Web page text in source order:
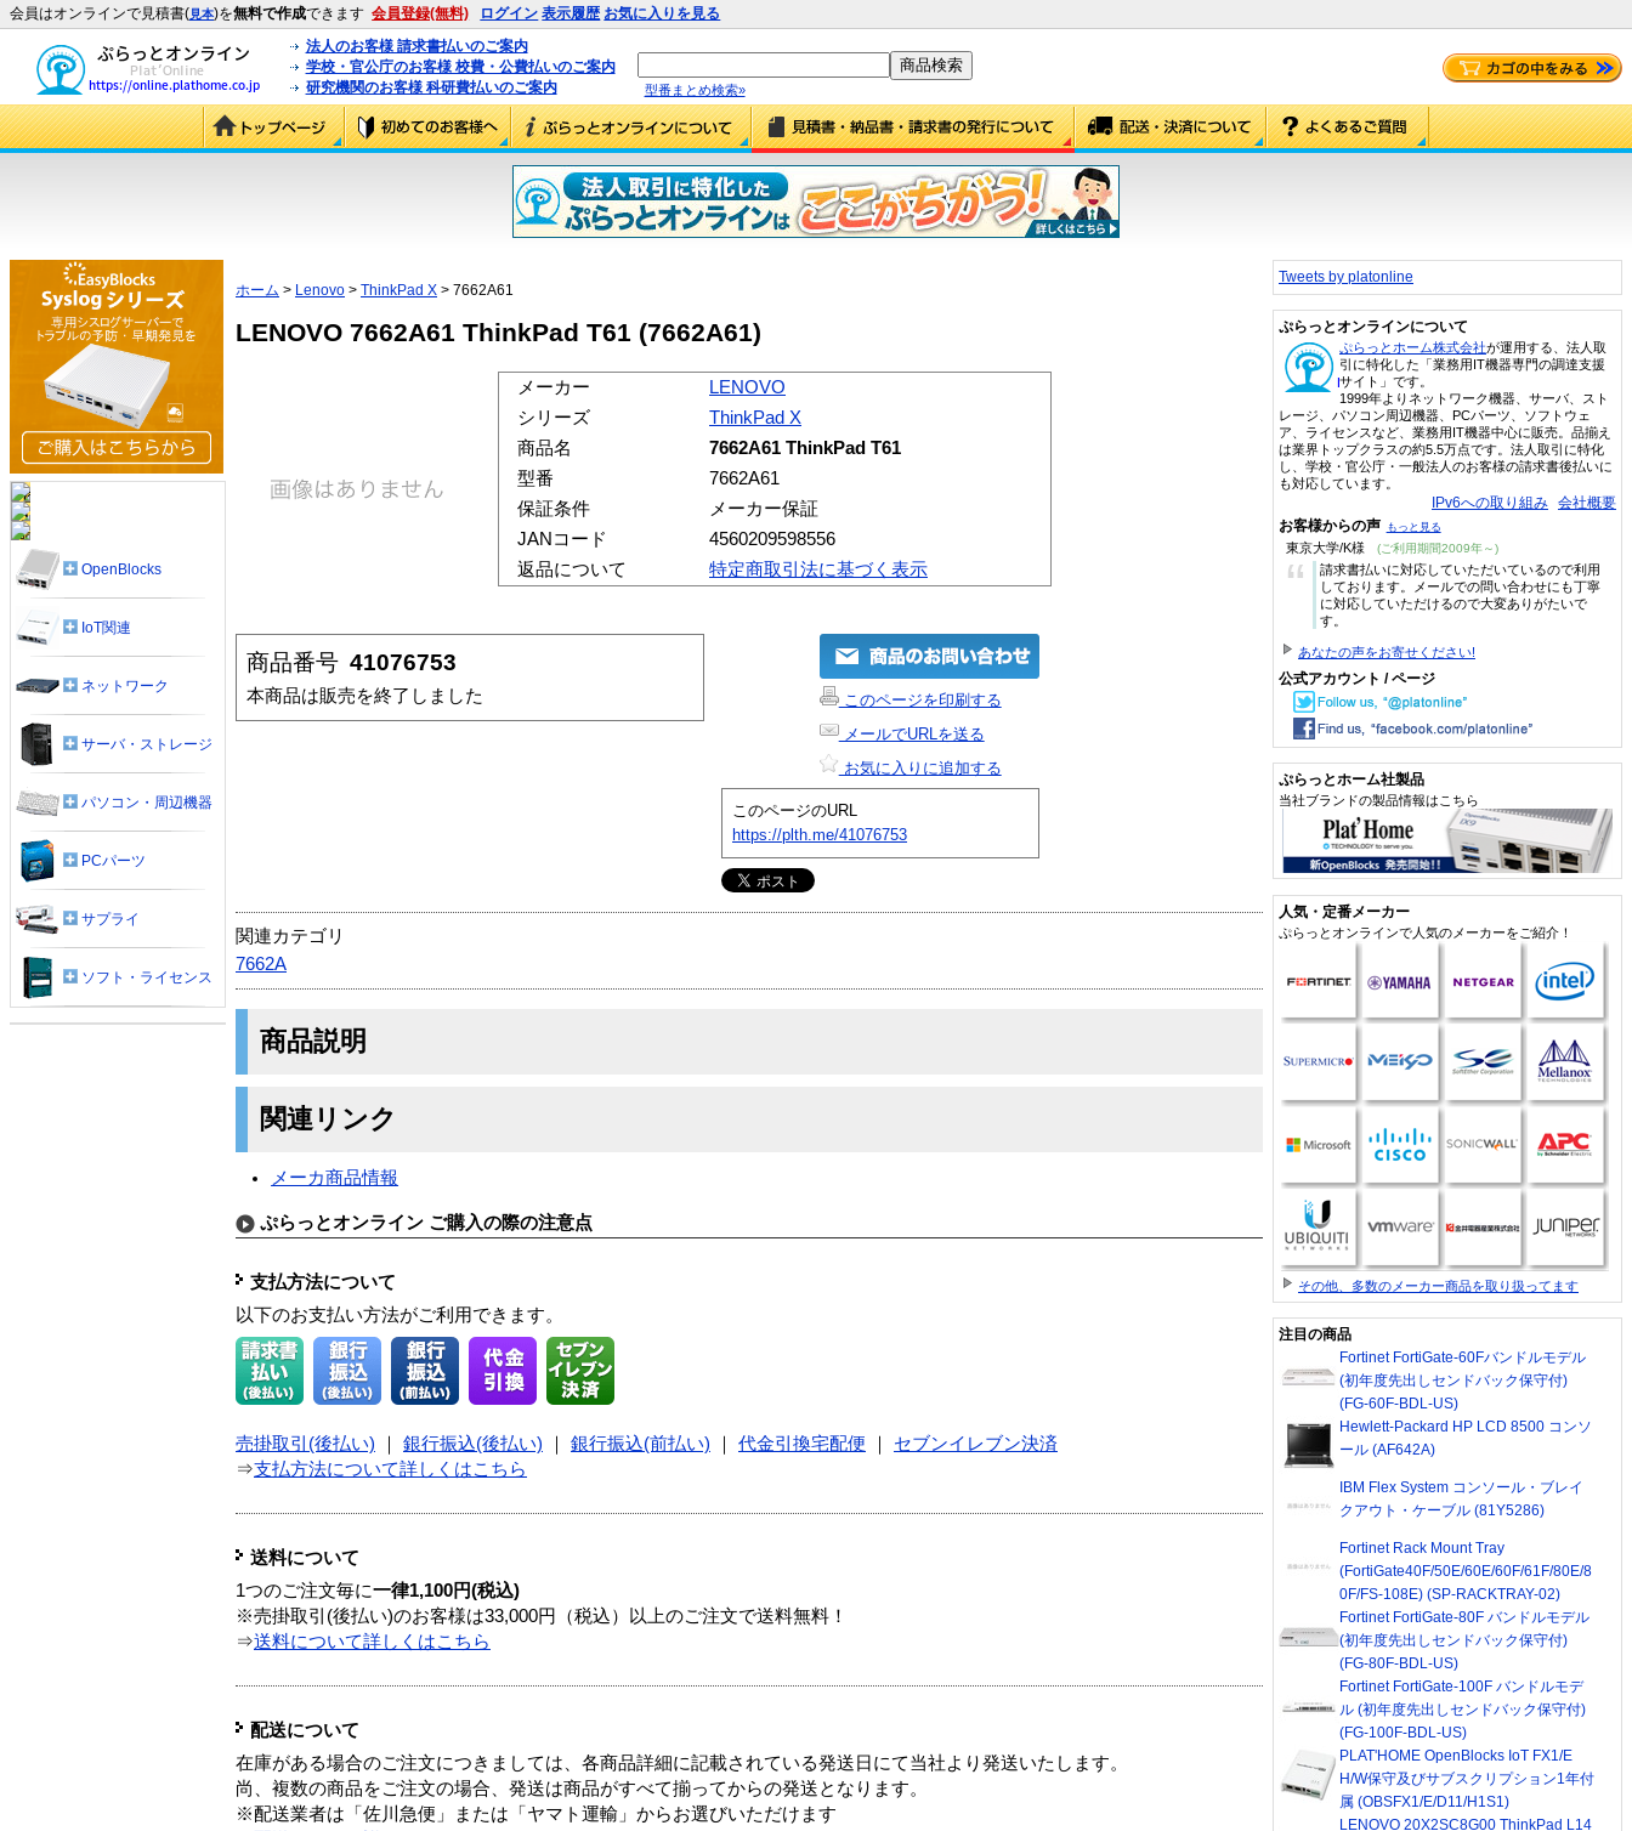
会員はオンラインで見積書(見本)を無料で作成できます 会員登録(無料) ログイン 表示履歴 お気に入りを見る
法人のお客様 請求書払いのご案内
学校・官公庁のお客様 校費・公費払いのご案内
研究機関のお客様 科研費払いのご案内
型番まとめ検索»
ホーム > Lenovo > ThinkPad X > 7662A61
LENOVO 7662A61 ThinkPad T61 (7662A61)
メーカー
LENOVO
シリーズ
ThinkPad X
商品名
7662A61 ThinkPad T61
型番
7662A61
保証条件
メーカー保証
JANコード
4560209598556
返品について
特定商取引法に基づく表示
商品番号 41076753
本商品は販売を終了しました
このページを印刷する
メールでURLを送る
お気に入りに追加する
このページのURL
https://plth.me/41076753
関連カテゴリ
7662A
商品説明
関連リンク
メーカ商品情報
ぷらっとオンライン ご購入の際の注意点
支払方法について
以下のお支払い方法がご利用できます。
売掛取引(後払い) 銀行振込(後払い) 銀行振込(前払い) 代金引換宅配便
セブンイレブン決済
⇒支払方法について詳しくはこちら
送料について
1つのご注文毎に一律1,100円(税込)
※売掛取引(後払い)のお客様は33,000円（税込）以上のご注文で送料無料！
⇒送料について詳しくはこちら
配送について
在庫がある場合のご注文につきましては、各商品詳細に記載されている発送日にて当社より発送いたします。
尚、複数の商品をご注文の場合、発送は商品がすべて揃ってからの発送となります。
※配送業者は「佐川急便」または「ヤマト運輸」からお選びいただけます
OpenBlocks
IoT関連
ネットワーク
サーバ・ストレージ
パソコン・周辺機器
PCパーツ
サプライ
ソフト・ライセンス
Tweets by platonline
ぷらっとオンラインについて
ぷらっとホーム株式会社が運用する、法人取
引に特化した「業務用IT機器専門の調達支援
サイト」です。
1999年よりネットワーク機器、サーバ、スト
レージ、パソコン周辺機器、PCパーツ、ソフトウェ
ア、ライセンスなど、業務用IT機器中心に販売。品揃え
は業界トップクラスの約5.5万点です。法人取引に特化
し、学校・官公庁・一般法人のお客様の請求書後払いに
も対応しています。
IPv6への取り組み 会社概要
お客様からの声 もっと見る
東京大学/K様 (ご利用期間2009年～)
“
請求書払いに対応していただいているので利用
しております。メールでの問い合わせにも丁寧
に対応していただけるので大変ありがたいで
す。
あなたの声をお寄せください!
公式アカウント / ページ
ぷらっとホーム社製品
当社ブランドの製品情報はこちら
人気・定番メーカー
ぷらっとオンラインで人気のメーカーをご紹介！
その他、多数のメーカー商品を取り扱ってます
注目の商品
Fortinet FortiGate-60Fバンドルモデル
(初年度先出しセンドバック保守付)
(FG-60F-BDL-US)
Hewlett-Packard HP LCD 8500 コンソ
ール (AF642A)
IBM Flex System コンソール・ブレイ
クアウト・ケーブル (81Y5286)
Fortinet Rack Mount Tray
(FortiGate40F/50E/60E/60F/61F/80E/8
0F/FS-108E) (SP-RACKTRAY-02)
Fortinet FortiGate-80F バンドルモデル
(初年度先出しセンドバック保守付)
(FG-80F-BDL-US)
Fortinet FortiGate-100F バンドルモデ
ル (初年度先出しセンドバック保守付)
(FG-100F-BDL-US)
PLAT'HOME OpenBlocks IoT FX1/E
H/W保守及びサブスクリプション1年付
属 (OBSFX1/E/D11/H1S1)
LENOVO 20X2SC8G00 ThinkPad L14